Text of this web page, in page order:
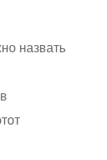
назвать